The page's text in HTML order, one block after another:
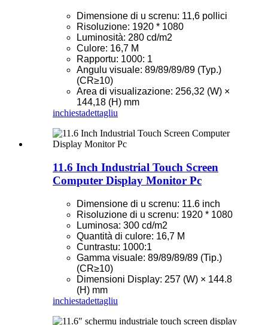
Dimensione di u screnu: 11,6 pollici
Risoluzione: 1920 * 1080
Luminosità: 280 cd/m2
Culore: 16,7 M
Rapportu: 1000: 1
Angulu visuale: 89/89/89/89 (Typ.)
(CR≥10)
Area di visualizazione: 256,32 (W) ×
144,18 (H) mm
inchiestadettagliu
11.6 Inch Industrial Touch Screen
Computer Display Monitor Pc
Dimensione di u screnu: 11.6 inch
Risoluzione di u screnu: 1920 * 1080
Luminosa: 300 cd/m2
Quantità di culore: 16,7 M
Cuntrastu: 1000:1
Gamma visuale: 89/89/89/89 (Tip.)
(CR≥10)
Dimensioni Display: 257 (W) × 144.8
(H) mm
inchiestadettagliu